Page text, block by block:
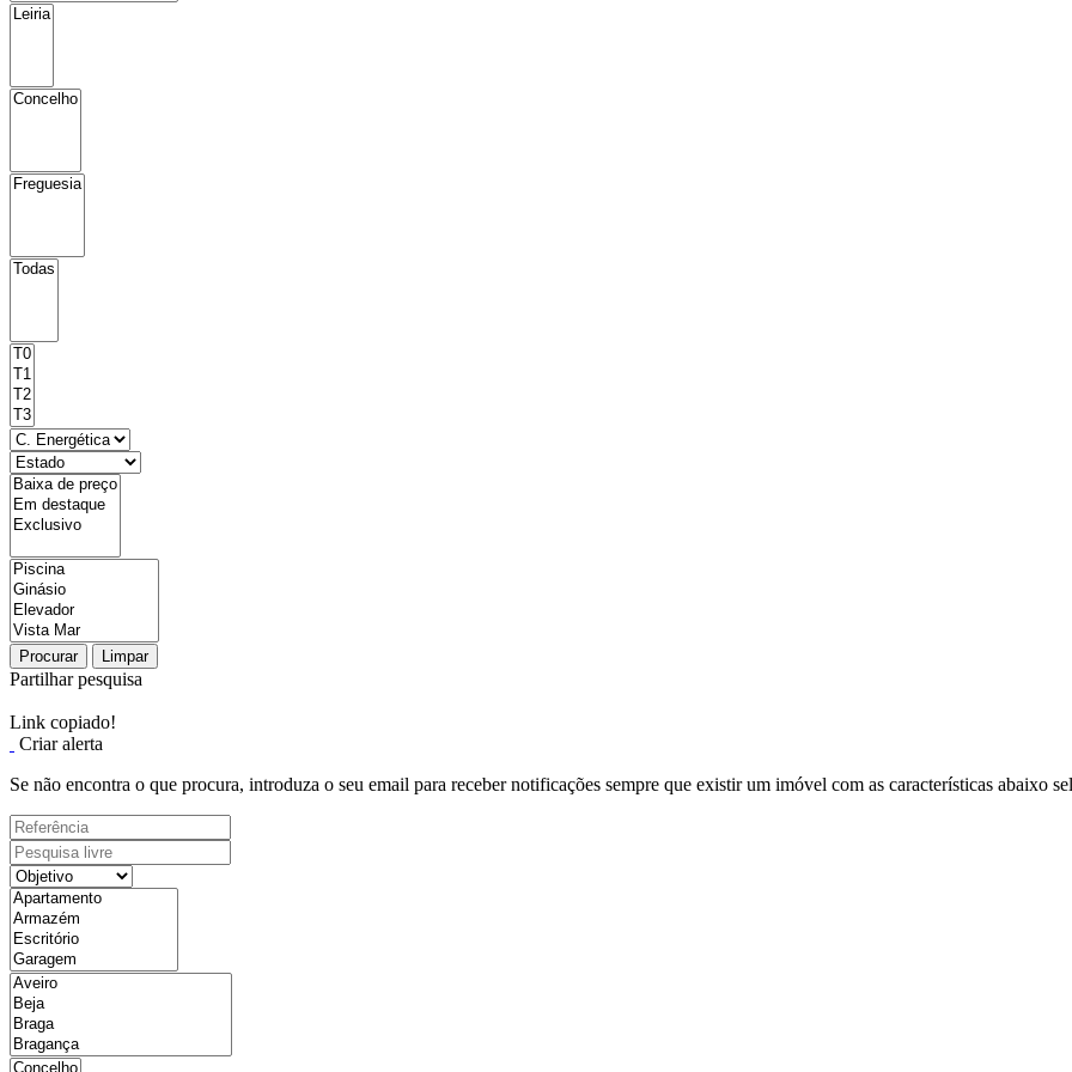
Procurar Limpar
Partilhar pesquisa
Link copiado!
Criar alerta
Se não encontra o que procura, introduza o seu email para receber notificações sempre que existir um imóvel com as características abaixo